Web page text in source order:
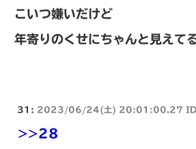
こいつ嫌いだけど
年寄りのくせにちゃんと見えて
31: 2023/06/24(土) 20:01:00.27
>>28